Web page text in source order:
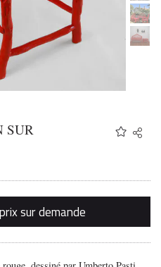
SUR
Share
Twitter
sur demande